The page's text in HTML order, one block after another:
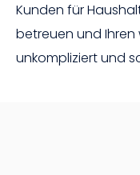
Kunden für
betreuen und
unkompliziert und